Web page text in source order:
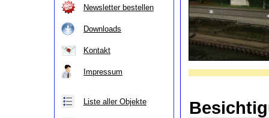
Newsletter bestellen
Downloads
Kontakt
Impressum
Liste aller Objekte